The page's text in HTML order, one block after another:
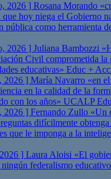
2026 ] Rosana Morando
que hoy niega el Gobierno
pública como herramienta
2026 ] Juliana Bambozzi
Civil comprometida la
educativas» Educ +
2026 ] María Navarro «en
en la calidad de la
con los años» UCALP
2026 ] Fernando Zullo «Un
difícilmente
que le imponga a la
] Laura Aloisi «El
ningún federalismo